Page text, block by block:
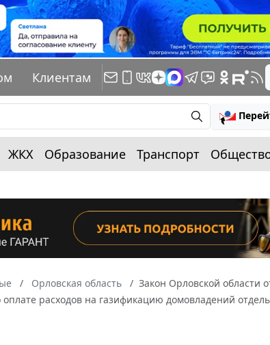
Клиентам
ЖКХ Образование Транспорт
Орловская область
Закон Орловской области
расходов на газификацию домовладений